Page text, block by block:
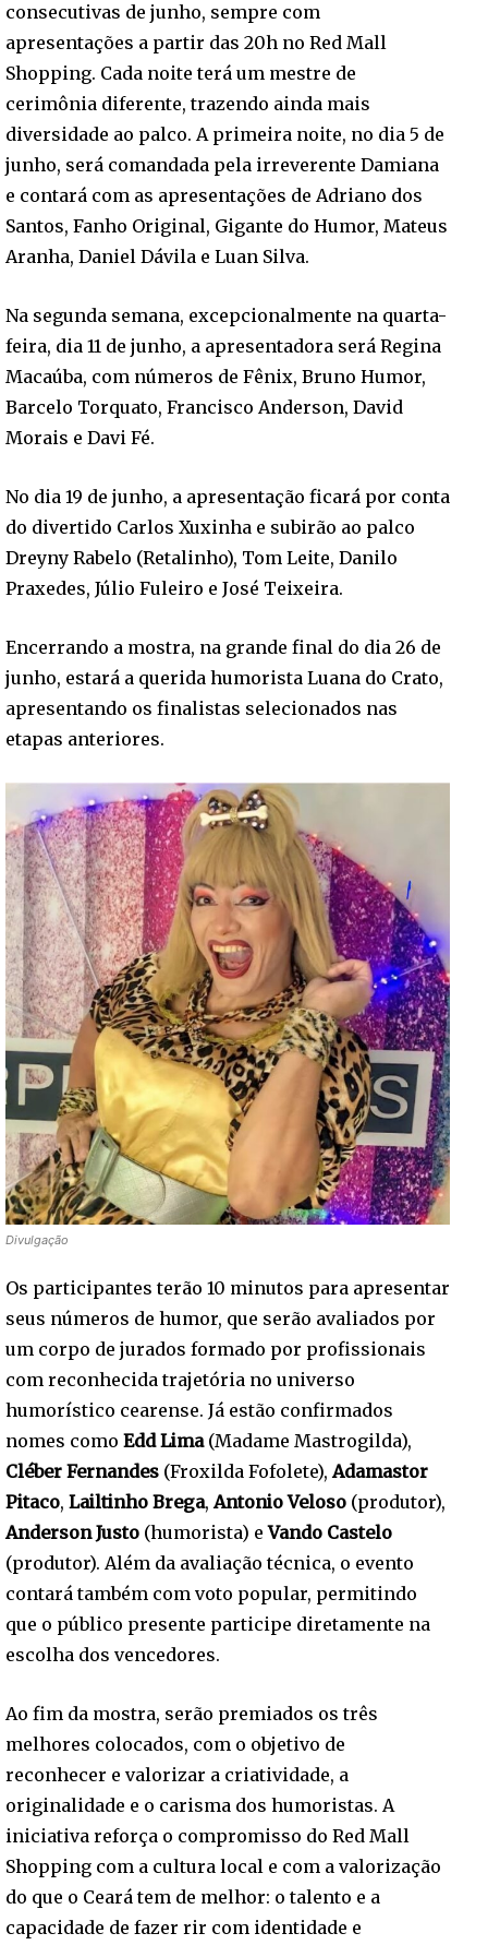
consecutivas de junho, sempre com
apresentações a partir das 20h no Red Mall
Shopping. Cada noite terá um mestre de
cerimônia diferente, trazendo ainda mais
diversidade ao palco. A primeira noite, no dia 5 de
junho, será comandada pela irreverente Damiana
e contará com as apresentações de Adriano dos
Santos, Fanho Original, Gigante do Humor, Mateus
Aranha, Daniel Dávila e Luan Silva.
Na segunda semana, excepcionalmente na quarta-
feira, dia 11 de junho, a apresentadora será Regina
Macaúba, com números de Fênix, Bruno Humor,
Barcelo Torquato, Francisco Anderson, David
Morais e Davi Fé.
No dia 19 de junho, a apresentação ficará por conta
do divertido Carlos Xuxinha e subirão ao palco
Dreyny Rabelo (Retalinho), Tom Leite, Danilo
Praxedes, Júlio Fuleiro e José Teixeira.
Encerrando a mostra, na grande final do dia 26 de
junho, estará a querida humorista Luana do Crato,
apresentando os finalistas selecionados nas
etapas anteriores.
Divulgação
Os participantes terão 10 minutos para apresentar
seus números de humor, que serão avaliados por
um corpo de jurados formado por profissionais
com reconhecida trajetória no universo
humorístico cearense. Já estão confirmados
nomes como Edd Lima(Madame Mastrogilda),
Cléber Fernandes (Froxilda Fofolete),Adamastor
Pitaco, Lailtinho Brega,Antonio Veloso (produtor),
Anderson Justo (humorista) eVando Castelo
(produtor). Além da avaliação técnica, o evento
contará também com voto popular, permitindo
que o público presente participe diretamente na
escolha dos vencedores.
Ao fim da mostra, serão premiados os três
melhores colocados, com o objetivo de
reconhecer e valorizar a criatividade, a
originalidade e o carisma dos humoristas. A
iniciativa reforça o compromisso do Red Mall
Shopping com a cultura local e com a valorização
do que o Ceará tem de melhor: o talento e a
capacidade de fazer rir com identidade e